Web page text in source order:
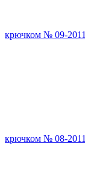
крючком № 09-2011
крючком № 08-2011